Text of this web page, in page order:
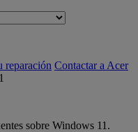
reparación Contactar a Acer
sobre Windows 11.